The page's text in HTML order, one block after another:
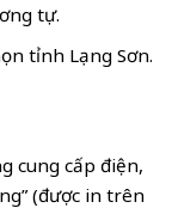
tự.
tỉnh Lạng Sơn.
cung cấp điện,
(được in trên